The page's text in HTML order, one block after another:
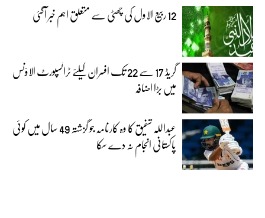
12 ربیع الاول کی چھٹی سے متعلق اہم خبر آگئی
گریڈ 17 سے 22 تک افسران کیلئے ٹرانسپورٹ الاؤنس
میں بڑا اضافہ
عبداللہ شفیق کا وہ کارنامہ جو گزشتہ 49 سال میں کوئی
پاکستانی انجام نہ دے سکا